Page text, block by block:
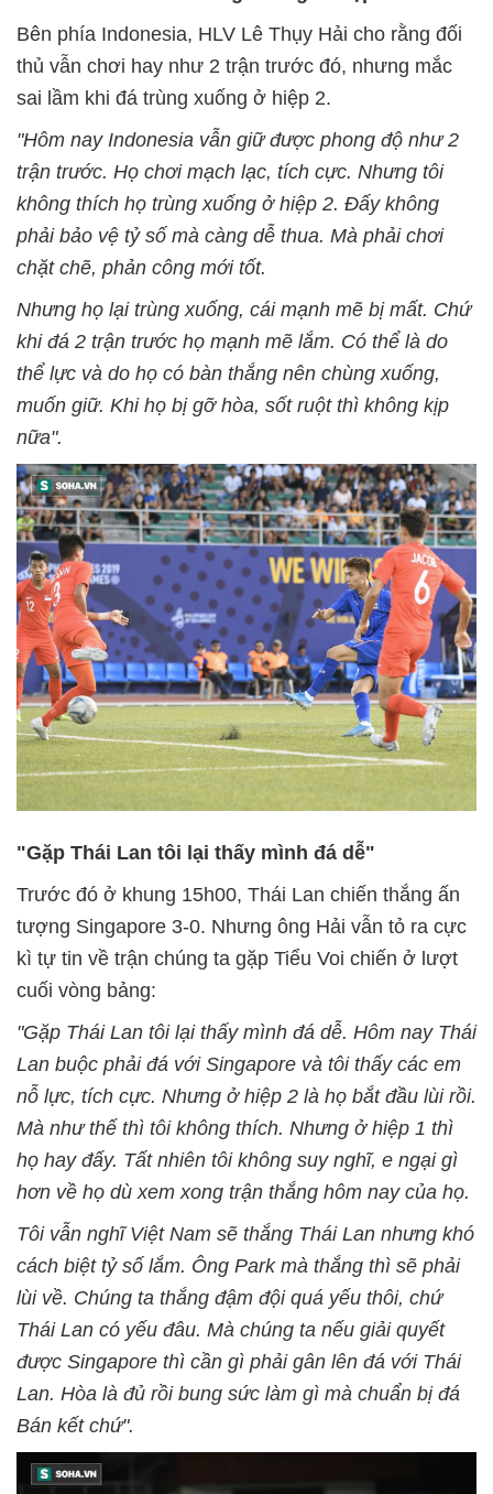
Bên phía Indonesia, HLV Lê Thụy Hải cho rằng đối
thủ vẫn chơi hay như 2 trận trước đó, nhưng mắc
sai lầm khi đá trùng xuống ở hiệp 2.
"Hôm nay Indonesia vẫn giữ được phong độ như 2
trận trước. Họ chơi mạch lạc, tích cực. Nhưng tôi
không thích họ trùng xuống ở hiệp 2. Đấy không
phải bảo vệ tỷ số mà càng dễ thua. Mà phải chơi
chặt chẽ, phản công mới tốt.
Nhưng họ lại trùng xuống, cái mạnh mẽ bị mất. Chứ
khi đá 2 trận trước họ mạnh mẽ lắm. Có thể là do
thể lực và do họ có bàn thắng nên chùng xuống,
muốn giữ. Khi họ bị gỡ hòa, sốt ruột thì không kịp
nữa".
"Gặp Thái Lan tôi lại thấy mình đá dễ"
Trước đó ở khung 15h00, Thái Lan chiến thắng ấn
tượng Singapore 3-0. Nhưng ông Hải vẫn tỏ ra cực
kì tự tin về trận chúng ta gặp Tiểu Voi chiến ở lượt
cuối vòng bảng:
"Gặp Thái Lan tôi lại thấy mình đá dễ. Hôm nay Thái
Lan buộc phải đá với Singapore và tôi thấy các em
nỗ lực, tích cực. Nhưng ở hiệp 2 là họ bắt đầu lùi rồi.
Mà như thế thì tôi không thích. Nhưng ở hiệp 1 thì
họ hay đấy. Tất nhiên tôi không suy nghĩ, e ngại gì
hơn về họ dù xem xong trận thắng hôm nay của họ.
Tôi vẫn nghĩ Việt Nam sẽ thắng Thái Lan nhưng khó
cách biệt tỷ số lắm. Ông Park mà thắng thì sẽ phải
lùi về. Chúng ta thắng đậm đội quá yếu thôi, chứ
Thái Lan có yếu đâu. Mà chúng ta nếu giải quyết
được Singapore thì cần gì phải gân lên đá với Thái
Lan. Hòa là đủ rồi bung sức làm gì mà chuẩn bị đá
Bán kết chứ".